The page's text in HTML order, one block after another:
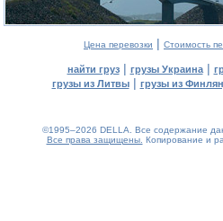
Цена перевозки | Стоимость
найти груз| грузы Украина|
грузы из Литвы| грузы из
©1995–2026 DELLA. Все содержание
Все права защищены. Копирование и